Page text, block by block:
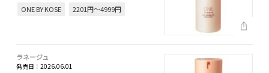
ONE BY KOSE 2201円～4999円
ラネージュ
発売日：2026.06.01